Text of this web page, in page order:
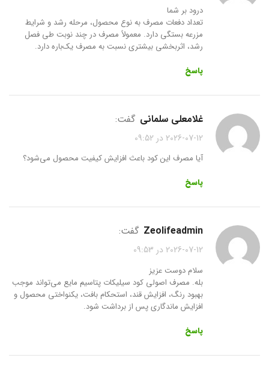
درود بر شما
تعداد دفعات مصرف به نوع محصول، مرحله رشد و شرایط
مزرعه بستگی دارد. معمولاً مصرف در چند نوبت طی فصل
رشد، اثربخشی بیشتری نسبت به مصرف یک‌باره دارد.
پاسخ
غلامعلی سلمانی گفت:
2026-07-12 در 09:52
آیا مصرف این کود باعث افزایش کیفیت محصول می‌شود؟
پاسخ
zeolifeadmin گفت:
2026-07-12 در 09:53
سلام دوست عزیز
بله. مصرف اصولی کود سیلیکات پتاسیم مایع می‌تواند موجب
بهبود رنگ، افزایش قند، استحکام بافت، یکنواختی محصول و
افزایش ماندگاری پس از برداشت شود.
پاسخ